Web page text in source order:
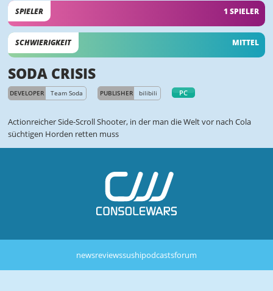
SPIELER 1 SPIELER
SCHWIERIGKEIT MITTEL
SODA CRISIS
DEVELOPER Team Soda PUBLISHER bilibili PC
Actionreicher Side-Scroll Shooter, in der man die Welt vor nach Cola
süchtigen Horden retten muss
newsreviewssushipodcastsforum